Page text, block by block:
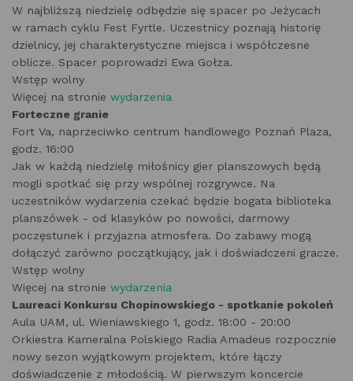
W najbliższą niedzielę odbędzie się spacer po Jeżycach
w ramach cyklu Fest Fyrtle. Uczestnicy poznają historię
dzielnicy, jej charakterystyczne miejsca i współczesne
oblicze. Spacer poprowadzi Ewa Gołza.
Wstęp wolny
Więcej na stronie wydarzenia
Forteczne granie
Fort Va, naprzeciwko centrum handlowego Poznań Plaza,
godz. 16:00
Jak w każdą niedzielę miłośnicy gier planszowych będą
mogli spotkać się przy wspólnej rozgrywce. Na
uczestników wydarzenia czekać będzie bogata biblioteka
planszówek - od klasyków po nowości, darmowy
poczęstunek i przyjazna atmosfera. Do zabawy mogą
dołączyć zarówno początkujący, jak i doświadczeni gracze.
Wstęp wolny
Więcej na stronie wydarzenia
Laureaci Konkursu Chopinowskiego - spotkanie pokoleń
Aula UAM, ul. Wieniawskiego 1, godz. 18:00 - 20:00
Orkiestra Kameralna Polskiego Radia Amadeus rozpocznie
nowy sezon wyjątkowym projektem, które łączy
doświadczenie z młodością. W pierwszym koncercie